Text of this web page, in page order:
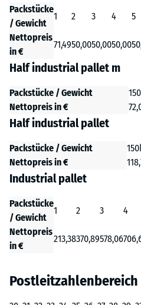
Packstücke
/ Gewicht
1 2 3 4 5
Nettopreis
in €
71,4950,0050,0050,00
Half industrial pallet m
Packstücke / Gewicht
Nettopreis in €
Half industrial pallet
Packstücke / Gewicht
Nettopreis in €
Industrial pallet
Packstücke
/ Gewicht
1 2 3 4
Nettopreis
in €
213,38370,89578,06
Postleitzahlenbereich